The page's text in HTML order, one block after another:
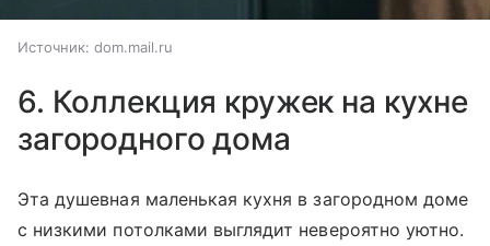
Источник: dom.mail.ru
6. Коллекция кружек на кухне
загородного дома
Эта душевная маленькая кухня в загородном доме
с низкими потолками выглядит невероятно уютно.